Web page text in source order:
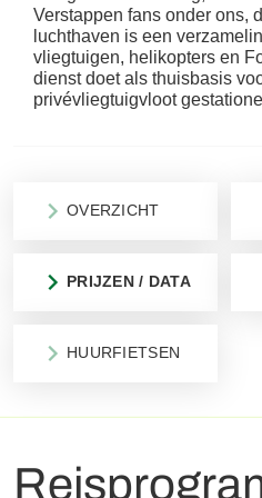
Verstappen fans onder ons,
luchthaven is een
vliegtuigen, helikopters en
dienst doet als thuisbasis
privévliegtuigvloot
OVERZICHT
PRIJZEN / DATA
HUURFIETSEN